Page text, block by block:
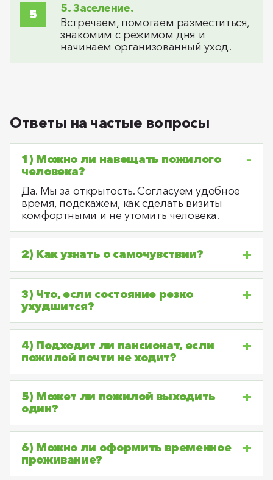
5. Заселение.
Встречаем, помогаем разместиться,
знакомим с режимом дня и
начинаем организованный уход.
Ответы на частые вопросы
1) Можно ли навещать пожилого
человека?
Да. Мы за открытость. Согласуем удобное
время, подскажем, как сделать визиты
комфортными и не утомить человека.
2) Как узнать о самочувствии?
3) Что, если состояние резко
ухудшится?
4) Подходит ли пансионат, если
пожилой почти не ходит?
5) Может ли пожилой выходить
один?
6) Можно ли оформить временное
проживание?